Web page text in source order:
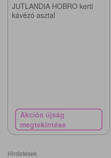
JUTLANDIA HOBRO kerti
kávézó asztal
Akciós újság
megtekintése
Hirdetések